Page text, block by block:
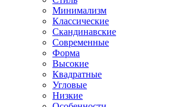
Минимализм
Классические
Скандинавские
Современные
Форма
Высокие
Квадратные
Угловые
Низкие